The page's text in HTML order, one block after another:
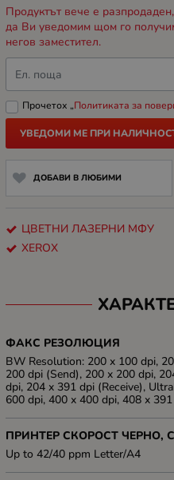
Продуктът вече е
да Ви уведомим щом го
негов заместител.
Ел. поща
Прочетох „Политиката за
УВЕДОМИ МЕ ПРИ
ДОБАВИ В ЛЮБИМИ
ЦВЕТНИ ЛАЗЕРНИ МФУ
XEROX
ФАКС РЕЗОЛЮЦИЯ
BW Resolution: 200 x 100 dpi,
200 dpi (Send), 200 x 200 dpi,
dpi, 204 x 391 dpi (Receive),
600 dpi, 400 x 400 dpi, 408 x 391
ПРИНТЕР СКОРОСТ ЧЕРНО,
Up to 42/40 ppm Letter/A4